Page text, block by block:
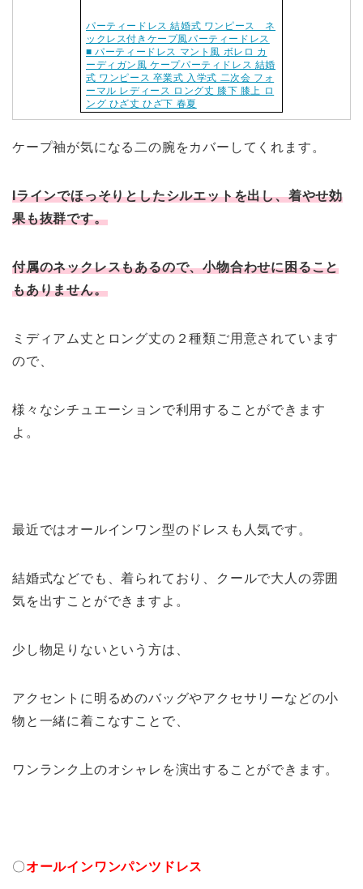
パーティードレス 結婚式 ワンピース ネ
ックレス付きケープ風パーティードレス
■ パーティードレス マント風 ボレロ カ
ーディガン風 ケープパーティドレス 結婚
式 ワンピース 卒業式 入学式 二次会 フォ
ーマル レディース ロング丈 膝下 膝上 ロ
ング ひざ丈 ひざ下 春夏
ケープ袖が気になる二の腕をカバーしてくれます。
Iラインでほっそりとしたシルエットを出し、着やせ効
果も抜群です。
付属のネックレスもあるので、小物合わせに困ること
もありません。
ミディアム丈とロング丈の２種類ご用意されています
ので、
様々なシチュエーションで利用することができます
よ。
最近ではオールインワン型のドレスも人気です。
結婚式などでも、着られており、クールで大人の雰囲
気を出すことができますよ。
少し物足りないという方は、
アクセントに明るめのバッグやアクセサリーなどの小
物と一緒に着こなすことで、
ワンランク上のオシャレを演出することができます。
〇オールインワンパンツドレス